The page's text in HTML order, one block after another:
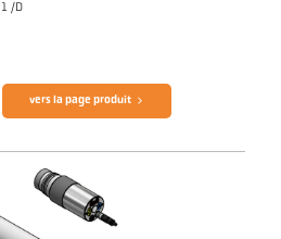
/D
PT Questionnaire thermomètres infrarouges
vers la page produit